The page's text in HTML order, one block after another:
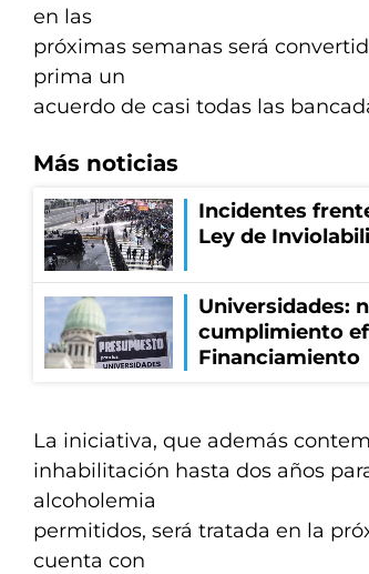
en las
próximas semanas será
prima un
acuerdo de casi todas las
Más noticias
Incidentes
Ley de
Universidades:
cumplimiento
Financiamiento
La iniciativa, que además
inhabilitación hasta dos años
alcoholemia
permitidos, será tratada en la
cuenta con